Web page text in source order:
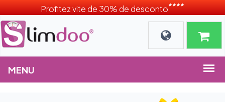
Profitez vite de 30% de desconto****